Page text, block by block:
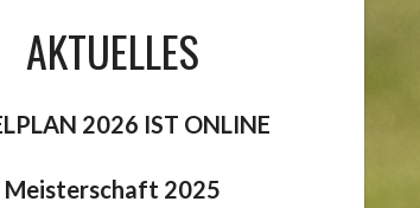
AKTUELLES
2026 IST ONLINE
Meisterschaft 2025